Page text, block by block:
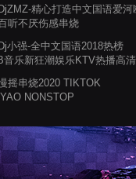
精心打造中文国语爱河
听不厌伤感串烧
小强-全中文国语2018热榜
音乐新狂潮娱乐KTV热播高清
摇串烧2020 TIKTOK
NONSTOP
妈妈爱存在夏天的风是想你